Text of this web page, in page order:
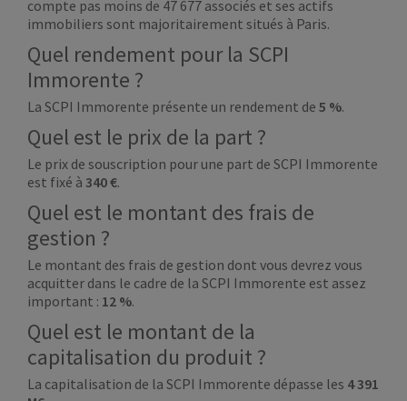
compte pas moins de 47 677 associés et ses actifs
immobiliers sont majoritairement situés à Paris.
Quel rendement pour la SCPI
Immorente ?
La SCPI Immorente présente un rendement de 5 %.
Quel est le prix de la part ?
Le prix de souscription pour une part de SCPI Immorente
est fixé à 340€.
Quel est le montant des frais de
gestion ?
Le montant des frais de gestion dont vous devrez vous
acquitter dans le cadre de la SCPI Immorente est assez
important : 12 %.
Quel est le montant de la
capitalisation du produit ?
La capitalisation de la SCPI Immorente dépasse les 4 391